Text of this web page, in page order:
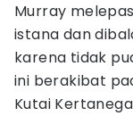
Murray
istana dan
karena tidak
ini berakibat
Kutai